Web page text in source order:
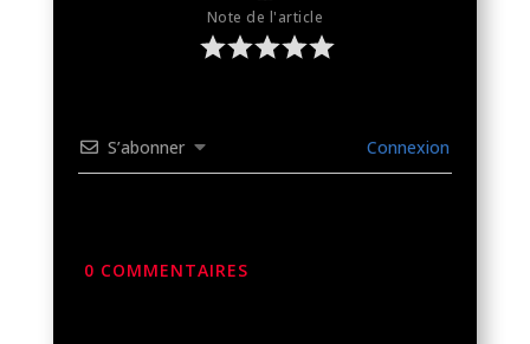
Note de l'article
S’abonner Connexion
0 COMMENTAIRES